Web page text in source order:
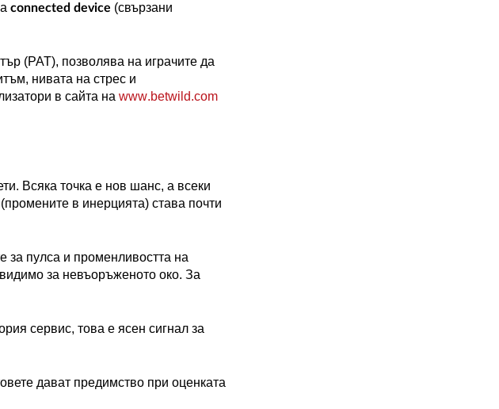
connected device (свързани
(PAT), позволява на играчите да
нивата на стрес и
в сайта на www.betwild.com
Всяка точка е нов шанс, а всеки
(промените в инерцията) става почти
за пулса и променливостта на
видимо за невъоръженото око. За
сервис, това е ясен сигнал за
дават предимство при оценката